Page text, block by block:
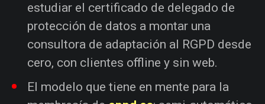
estudiar el certificado de delegado de
protección de datos a montar una
consultora de adaptación al RGPD desde
cero, con clientes offline y sin web.
El modelo que tiene en mente para la